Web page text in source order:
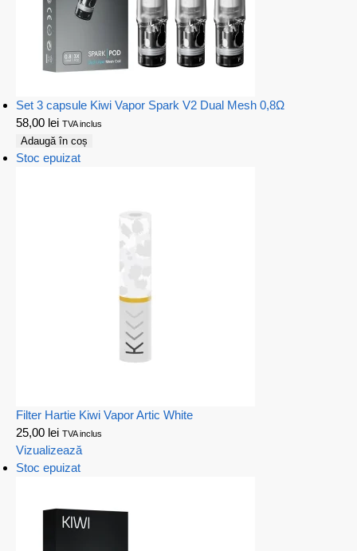
Set 3 capsule Kiwi Vapor Spark V2 Dual Mesh 0,8Ω
58,00 lei TVA inclus
Adaugă în coș
Stoc epuizat
Filter Hartie Kiwi Vapor Artic White
25,00 lei TVA inclus
Vizualizează
Stoc epuizat